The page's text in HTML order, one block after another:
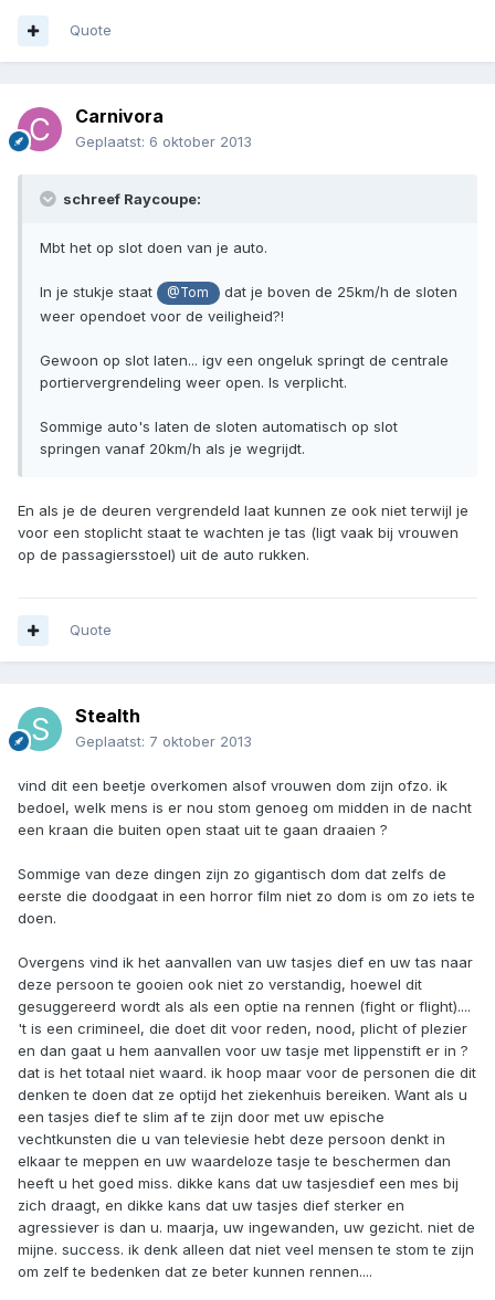
Quote
Carnivora
Geplaatst: 6 oktober 2013
schreef Raycoupe:
Mbt het op slot doen van je auto.
In je stukje staat @Tom
dat je boven de 25km/h de sloten
weer opendoet voor de veiligheid?!
Gewoon op slot laten... igv een ongeluk springt de centrale
portiervergrendeling weer open. Is verplicht.
Sommige auto's laten de sloten automatisch op slot
springen vanaf 20km/h als je wegrijdt.
En als je de deuren vergrendeld laat kunnen ze ook niet terwijl je
voor een stoplicht staat te wachten je tas (ligt vaak bij vrouwen
op de passagiersstoel) uit de auto rukken.
Quote
Stealth
Geplaatst: 7 oktober 2013
vind dit een beetje overkomen alsof vrouwen dom zijn ofzo. ik
bedoel, welk mens is er nou stom genoeg om midden in de nacht
een kraan die buiten open staat uit te gaan draaien ?
Sommige van deze dingen zijn zo gigantisch dom dat zelfs de
eerste die doodgaat in een horror film niet zo dom is om zo iets te
doen.
Overgens vind ik het aanvallen van uw tasjes dief en uw tas naar
deze persoon te gooien ook niet zo verstandig, hoewel dit
gesuggereerd wordt als als een optie na rennen (fight or flight)....
't is een crimineel, die doet dit voor reden, nood, plicht of plezier
en dan gaat u hem aanvallen voor uw tasje met lippenstift er in ?
dat is het totaal niet waard. ik hoop maar voor de personen die dit
denken te doen dat ze optijd het ziekenhuis bereiken. Want als u
een tasjes dief te slim af te zijn door met uw epische
vechtkunsten die u van televiesie hebt deze persoon denkt in
elkaar te meppen en uw waardeloze tasje te beschermen dan
heeft u het goed miss. dikke kans dat uw tasjesdief een mes bij
zich draagt, en dikke kans dat uw tasjes dief sterker en
agressiever is dan u. maarja, uw ingewanden, uw gezicht. niet de
mijne. success. ik denk alleen dat niet veel mensen te stom te zijn
om zelf te bedenken dat ze beter kunnen rennen....